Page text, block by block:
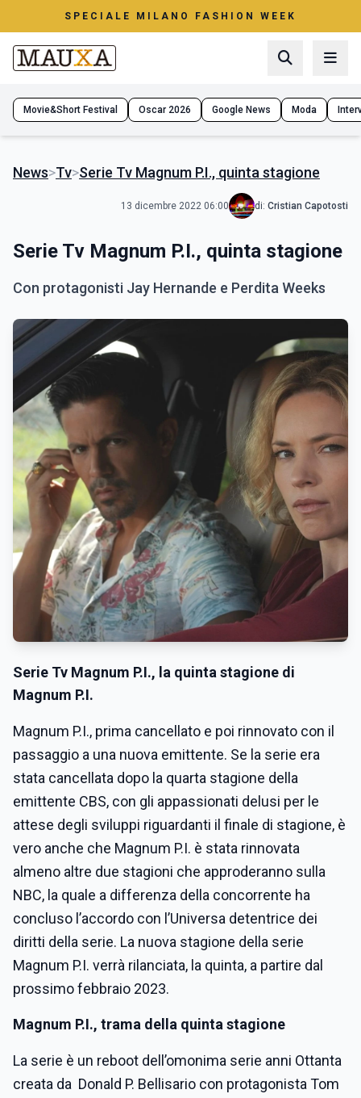
SPECIALE MILANO FASHION WEEK
Movie&Short Festival Oscar 2026 Google News Moda
News>Tv>Serie Tv Magnum P.I., quinta stagione
13 dicembre 2022 06:00 di: Cristian Capotosti
Serie Tv Magnum P.I., quinta stagione
Con protagonisti Jay Hernande e Perdita Weeks
Serie Tv Magnum P.I., la quinta stagione di
Magnum P.I.
Magnum P.I., prima cancellato e poi rinnovato con il
passaggio a una nuova emittente. Se la serie era
stata cancellata dopo la quarta stagione della
emittente CBS, con gli appassionati delusi per le
attese degli sviluppi riguardanti il finale di stagione, è
vero anche che Magnum P.I. è stata rinnovata
almeno altre due stagioni che approderanno sulla
NBC, la quale a differenza della concorrente ha
concluso l’accordo con l’Universa detentrice dei
diritti della serie. La nuova stagione della serie
Magnum P.I. verrà rilanciata, la quinta, a partire dal
prossimo febbraio 2023.
Magnum P.I., trama della quinta stagione
La serie è un reboot dell’omonima serie anni Ottanta
creata da Donald P. Bellisario con protagonista Tom